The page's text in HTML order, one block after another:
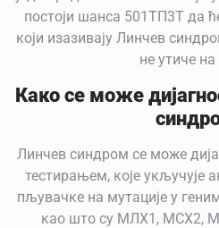
постоји шанса 501ТП3Т да
који изазивају Линчев
не утиче
Како се може
Линчев синдром се може
тестирањем, које укључује
пљувачке на мутације у
као што су МЛХ1, МСХ2,